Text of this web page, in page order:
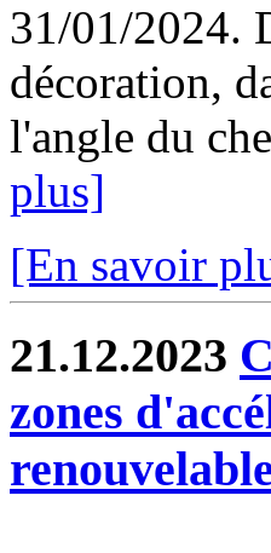
31/01/2024.
décoration,
l'angle du
plus]
[En savoir
21.12.2023
zones